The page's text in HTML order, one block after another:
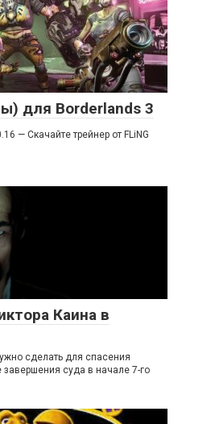
для Borderlands 3
— Скачайте трейнер от FLiNG
Каина в
сделать для спасения
завершения суда в начале 7-го